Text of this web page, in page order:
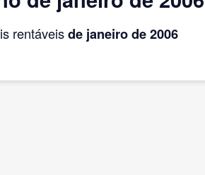
rentáveisde janeirode 2006